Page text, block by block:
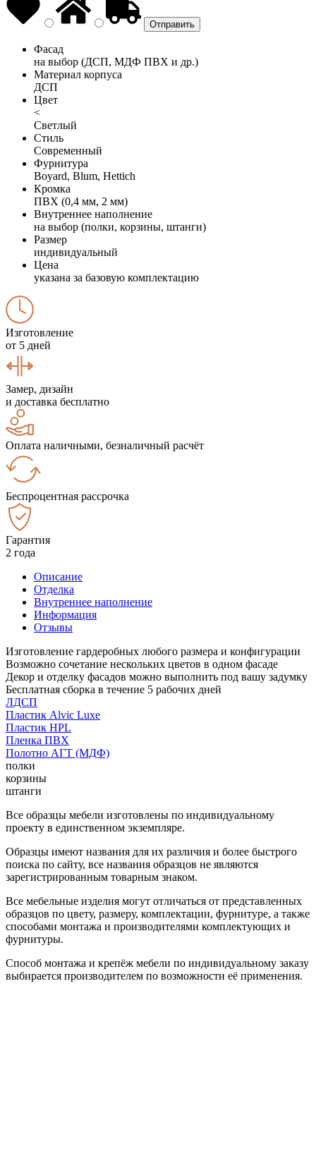
Фасад
на выбор (ДСП, МДФ ПВХ и др.)
Материал корпуса
ДСП
Цвет
<
Светлый
Стиль
Современный
Фурнитура
Boyard, Blum, Hettich
Кромка
ПВХ (0,4 мм, 2 мм)
Внутреннее наполнение
на выбор (полки, корзины, штанги)
Размер
индивидуальный
Цена
указана за базовую комплектацию
Изготовление
от 5 дней
Замер, дизайн
и доставка бесплатно
Оплата наличными, безналичный расчёт
Беспроцентная рассрочка
Гарантия
2 года
Описание
Отделка
Внутреннее наполнение
Информация
Отзывы
Изготовление гардеробных любого размера и конфигурации
Возможно сочетание нескольких цветов в одном фасаде
Декор и отделку фасадов можно выполнить под вашу задумку
Бесплатная сборка в течение 5 рабочих дней
ЛДСП
Пластик Alvic Luxe
Пластик HPL
Пленка ПВХ
Полотно АГТ (МДФ)
полки
корзины
штанги
Все образцы мебели изготовлены по индивидуальному
проекту в единственном экземпляре.
Образцы имеют названия для их различия и более быстрого
поиска по сайту, все названия образцов не являются
зарегистрированным товарным знаком.
Все мебельные изделия могут отличаться от представленных
образцов по цвету, размеру, комплектации, фурнитуре, а также
способами монтажа и производителями комплектующих и
фурнитуры.
Способ монтажа и крепёж мебели по индивидуальному заказу
выбирается производителем по возможности её применения.